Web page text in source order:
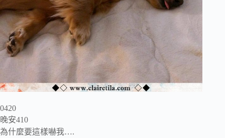
0420
晚安410
為什麼要這樣嚇我….